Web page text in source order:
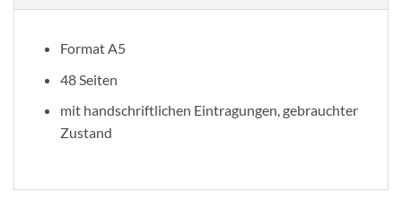
Format A5
48 Seiten
mit handschriftlichen Eintragungen, gebrauchter
Zustand